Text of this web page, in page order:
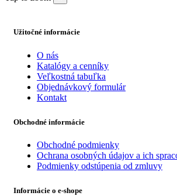
Užitočné informácie
O nás
Katalógy a cenníky
Veľkostná tabuľka
Objednávkový formulár
Kontakt
Obchodné informácie
Obchodné podmienky
Ochrana osobných údajov a ich
Podmienky odstúpenia od zmluvy
Informácie o e-shope